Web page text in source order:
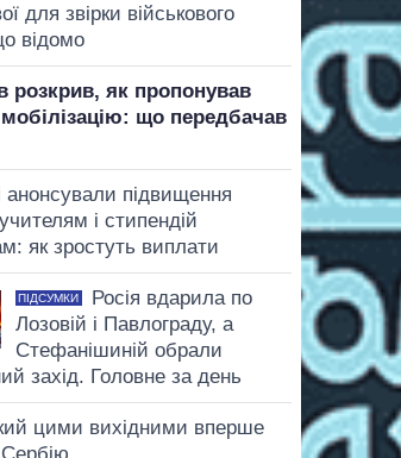
для звірки військового
відомо
розкрив, як пропонував
що передбачав
анонсували підвищення
і стипендій
як зростуть виплати
ПІДСУМКИ
Росія вдарила по
Лозовій і Павлограду, а
Стефанішиній обрали
захід. Головне за день
цими вихідними вперше
Сербію